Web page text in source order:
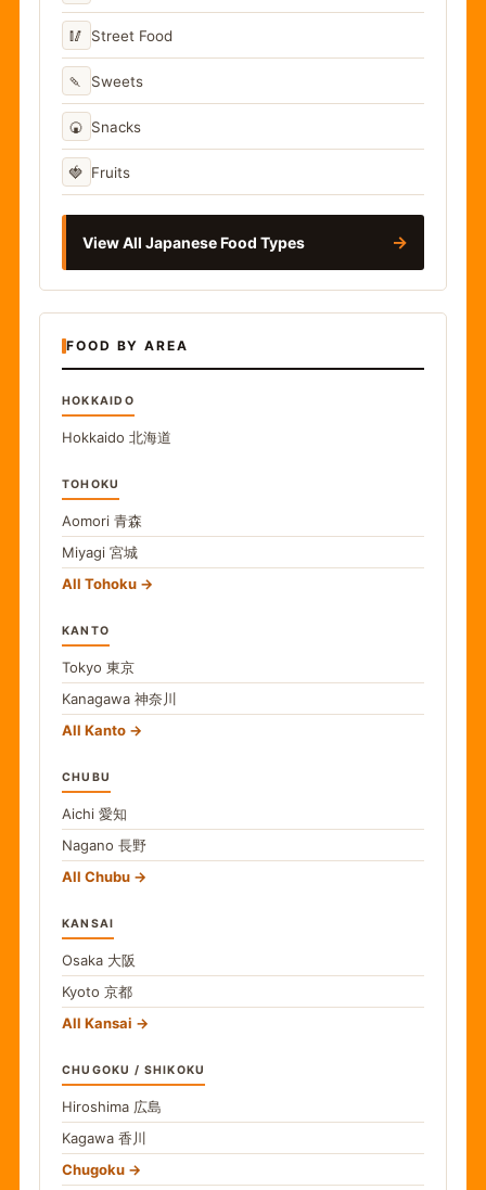
🥢 Street Food
🍡 Sweets
🍘 Snacks
🍓 Fruits
View All Japanese Food Types →
FOOD BY AREA
HOKKAIDO
Hokkaido 北海道
TOHOKU
Aomori 青森
Miyagi 宮城
All Tohoku
KANTO
Tokyo 東京
Kanagawa 神奈川
All Kanto
CHUBU
Aichi 愛知
Nagano 長野
All Chubu
KANSAI
Osaka 大阪
Kyoto 京都
All Kansai
CHUGOKU / SHIKOKU
Hiroshima 広島
Kagawa 香川
Chugoku